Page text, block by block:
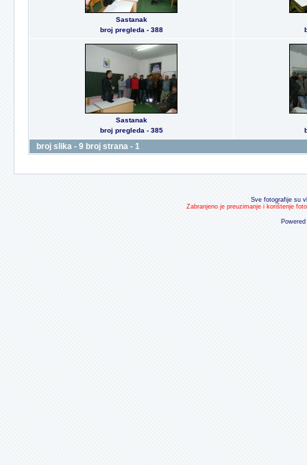
Sastanak
broj pregleda - 388
Sastanak
broj pregleda - 385
broj slika - 9 broj strana - 1
Sve fotografije su
Zabranjeno je preuzimanje i korištenje